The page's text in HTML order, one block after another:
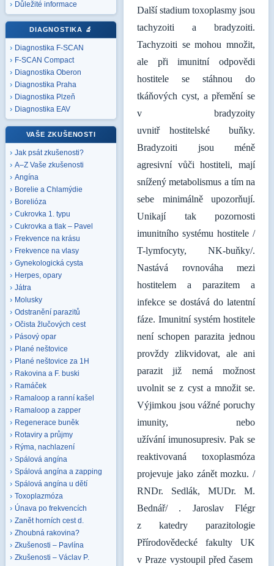
Důležité informace
DIAGNOSTIKA 🔬
Diagnostika F-SCAN
F-SCAN Compact
Diagnostika Oberon
Diagnostika Praha
Diagnostika Plzeň
Diagnostika EAV
VAŠE ZKUŠENOSTI
Jak psát zkušenosti?
A–Z Vaše zkušenosti
Angína
Borelie a Chlamýdie
Borelióza
Cukrovka 1. typu
Cukrovka a tlak – Pavel
Frekvence na krásu
Frekvence na vlasy
Gynekologická cysta
Herpes, opary
Játra
Molusky
Odstranění parazitů
Očista žlučových cest
Pásový opar
Plané neštovice
Plané neštovice za 1H
Rakovina a F. buski
Ramáček
Ramaloop a ranní kašel
Ramaloop a zapper
Regenerace buněk
Rotaviry a průjmy
Rýma, nachlazení
Spálová angína
Spálová angína a zapping
Spálová angína u dětí
Toxoplazmóza
Únava po frekvencích
Zanět horních cest d.
Zhoubná rakovina?
Zkušenosti – Pavlína
Zkušenosti – Václav P.
Další stadium toxoplasmy jsou
tachyzoiti a bradyzoiti.
Tachyzoiti se mohou množit,
ale při imunitní odpovědi
hostitele se stáhnou do
tkáňových cyst, a přemění se
v bradyzoity
uvnitř hostitelské buňky.
Bradyzoiti jsou méně
agresivní vůči hostiteli, mají
snížený metabolismus a tím na
sebe minimálně upozorňují.
Unikají tak pozornosti
imunitního systému hostitele /
T-lymfocyty, NK-buňky/.
Nastává rovnováha mezi
hostitelem a parazitem a
infekce se dostává do latentní
fáze. Imunitní systém hostitele
není schopen parazita jednou
provždy zlikvidovat, ale ani
parazit již nemá možnost
uvolnit se z cyst a množit se.
Výjimkou jsou vážné poruchy
imunity, nebo
užívání imunosupresiv. Pak se
reaktivovaná toxoplasmóza
projevuje jako zánět mozku. /
RNDr. Sedlák, MUDr. M.
Bednář/ . Jaroslav Flégr
z katedry parazitologie
Přírodovědecké fakulty UK
v Praze vystoupil před časem